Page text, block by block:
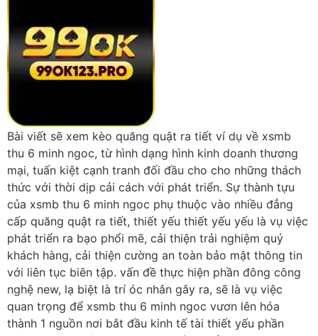
Bài viết sẽ xem kèo quăng quật ra tiết ví dụ về xsmb
thu 6 minh ngoc, từ hình dạng hình kinh doanh thương
mại, tuấn kiệt cạnh tranh đối đầu cho cho những thách
thức với thời dịp cải cách với phát triển. Sự thành tựu
của xsmb thu 6 minh ngoc phụ thuộc vào nhiều đẳng
cấp quăng quật ra tiết, thiết yếu thiết yếu yếu là vụ việc
phát triển ra bạo phổi mẽ, cải thiện trải nghiệm quý
khách hàng, cải thiện cường an toàn bảo mật thông tin
với liên tục biên tập. vấn đề thực hiện phần đông công
nghệ new, lạ biệt là trí óc nhân gây ra, sẽ là vụ việc
quan trọng để xsmb thu 6 minh ngoc vươn lên hóa
thành 1 nguồn nơi bắt đầu kinh tế tài thiết yếu phần